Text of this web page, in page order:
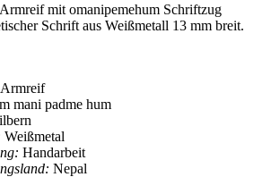
mit omanipemehum Schriftzug
Schrift aus Weißmetall 13 mm breit.
Armreif
mani padme hum
Weißmetal
Handarbeit
Nepal